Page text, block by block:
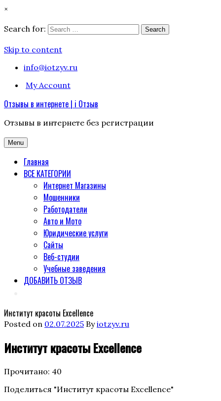
×
Search for:
Search
Skip to content
info@iotzyv.ru
My Account
Отзывы в интернете | i Отзыв
Отзывы в интернете без регистрации
Menu
Главная
ВСЕ КАТЕГОРИИ
Интернет Магазины
Мошенники
Работодатели
Авто и Мото
Юридические услуги
Сайты
Веб-студии
Учебные заведения
ДОБАВИТЬ ОТЗЫВ
Институт красоты Excellence
Posted on 02.07.2025 Byiotzyv.ru
Институт красоты Excellence
Прочитано: 40
Поделиться "Институт красоты Excellence"